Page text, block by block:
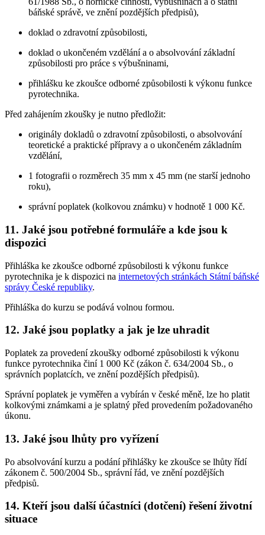
báňské správě, ve znění pozdějších předpisů),
doklad o zdravotní způsobilosti,
doklad o ukončeném vzdělání a o absolvování základní
způsobilosti pro práce s výbušninami,
přihlášku ke zkoušce odborné způsobilosti k výkonu funkce
pyrotechnika.
Před zahájením zkoušky je nutno předložit:
originály dokladů o zdravotní způsobilosti, o absolvování
teoretické a praktické přípravy a o ukončeném základním
vzdělání,
1 fotografii o rozměrech 35 mm x 45 mm (ne starší jednoho
roku),
správní poplatek (kolkovou známku) v hodnotě 1 000 Kč.
11. Jaké jsou potřebné formuláře a kde jsou k
dispozici
Přihláška ke zkoušce odborné způsobilosti k výkonu funkce
pyrotechnika je k dispozici na internetových stránkách Státní báňské
správy České republiky.
Přihláška do kurzu se podává volnou formou.
12. Jaké jsou poplatky a jak je lze uhradit
Poplatek za provedení zkoušky odborné způsobilosti k výkonu
funkce pyrotechnika činí 1 000 Kč (zákon č. 634/2004 Sb., o
správních poplatcích, ve znění pozdějších předpisů).
Správní poplatek je vyměřen a vybírán v české měně, lze ho platit
kolkovými známkami a je splatný před provedením požadovaného
úkonu.
13. Jaké jsou lhůty pro vyřízení
Po absolvování kurzu a podání přihlášky ke zkoušce se lhůty řídí
zákonem č. 500/2004 Sb., správní řád, ve znění pozdějších
předpisů.
14. Kteří jsou další účastníci (dotčení) řešení životní
situace